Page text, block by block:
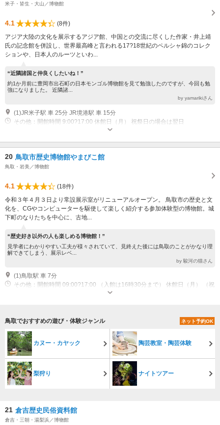
米子・皆生・大山／博物館
4.1
(8件)
アジア大陸の文化を展示するアジア館、中国との交流に尽くした作家・井上靖
氏の記念館を併設し、世界最高峰と言われる17?18世紀のペルシャ錦のコレク
ションや、日本人のルーツといわ...
“近隣諸国と仲良くしたいね！”
約1か月前に豊岡市出石町の日本モンゴル博物館を見て勉強したのですが、今回も勉
強になりました。 近隣諸...
by yamarikiさん
(1)JR米子駅 車 25分 JR境港駅 車 15分
その他：開館時間 9:00?17:00 休館日（月） 祝祭日の場合は翌日
20 鳥取市歴史博物館やまびこ館
鳥取・岩美／博物館
4.1
(18件)
令和３年４月３日より常設展示室がリニューアルオープン。 鳥取市の歴史と文
化を、CGやコンピューターを駆使して楽しく紹介する参加体験型の博物館。城
下町のなりたちを中心に、古地...
“歴史好き以外の人も楽しめる博物館！”
見学者にわかりやすい工夫が様々されていて、見終えた後には鳥取のことがかなり理
解できてしまう、展示レベ...
by 駿河の猫さん
(1)鳥取駅 車 7分
その他：開館時間 09:00?17:00 （入館は16時30分まで） 休館日（月） （祝
日の場合は開館）、祝日の翌日、年末年始
鳥取でおすすめの遊び・体験ジャンル ネット予約OK
カヌー・カヤック 陶芸教室・陶芸体験
梨狩り ナイトツアー
21 倉吉歴史民俗資料館
倉吉・三朝・湯梨浜／博物館